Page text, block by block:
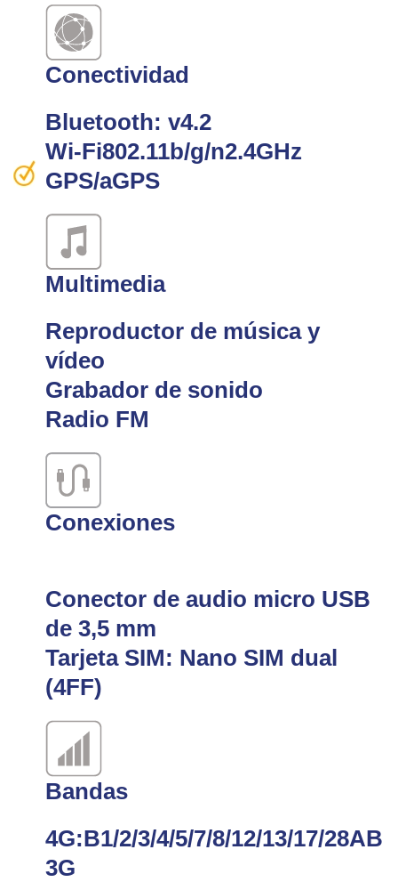
Conectividad
Bluetooth: v4.2
Wi-Fi802.11b/g/n2.4GHz
GPS/aGPS
Multimedia
Reproductor de música y
vídeo
Grabador de sonido
Radio FM
Conexiones
Conector de audio micro USB
de 3,5 mm
Tarjeta SIM: Nano SIM dual
(4FF)
Bandas
4G:B1/2/3/4/5/7/8/12/13/17/28AB
3G